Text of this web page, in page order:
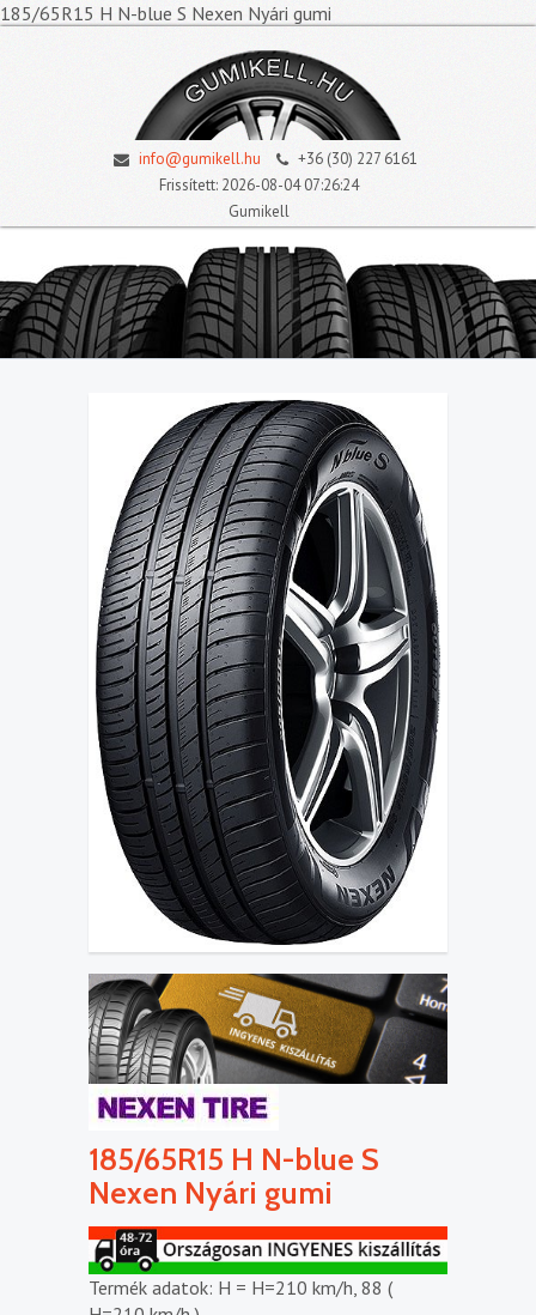
185/65R15 H N-blue S Nexen Nyári gumi
info@gumikell.hu
+36 (30) 227 6161
Frissített: 2026-08-04 07:26:24
Gumikell
185/65R15 H N-blue S
Nexen Nyári gumi
Termék adatok: H = H=210 km/h, 88 (